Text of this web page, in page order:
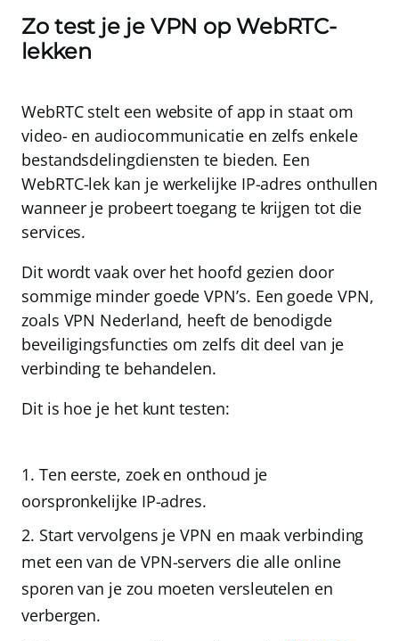
Zo test je je VPN op WebRTC-
lekken
WebRTCstelt een website of app in staat om
video- en audiocommunicatie en zelfs enkele
bestandsdelingdiensten te bieden. Een
WebRTC-lek kan je werkelijke IP-adres onthullen
wanneer je probeert toegang te krijgen tot die
services.
Dit wordt vaak over het hoofd gezien door
sommige minder goede VPN’s. Een goede VPN,
zoals VPN Nederland, heeft de benodigde
beveiligingsfuncties om zelfs dit deel van je
verbinding te behandelen.
Dit is hoe je het kunt testen:
Ten eerste, zoek en onthoud je
oorspronkelijke IP-adres.
Start vervolgens je VPN en maak verbinding
met een van de VPN-servers die alle online
sporen van je zou moeten versleutelen en
verbergen.